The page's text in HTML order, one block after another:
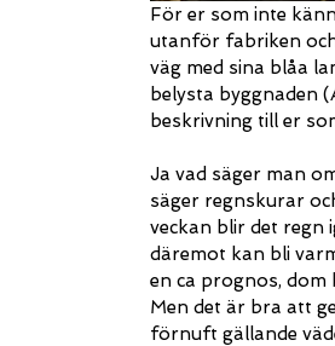
För er som inte
utanför fabriken
väg med sina blåa
belysta byggnaden
beskrivning till er
Ja vad säger man
säger regnskurar
veckan blir det regn
däremot kan bli
en ca prognos, dom
Men det är bra att
förnuft gällande